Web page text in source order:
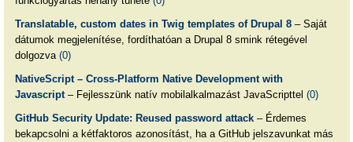
Translatable, custom dates in Twig templates of Drupal 8– Saját
dátumok megjelenítése, fordíthatóan a Drupal 8 smink rétegével
dolgozva (0)
NativeScript – Cross-Platform Native Development with
Javascript– Fejlesszünk natív mobilalkalmazást JavaScripttel (0)
GitHub Security Update: Reused password attack– Érdemes
bekapcsolni a kétfaktoros azonosítást, ha a GitHub jelszavunkat más